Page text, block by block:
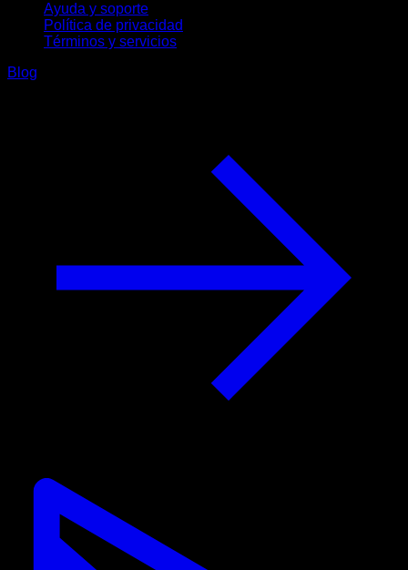
Ayuda y soporte
Política de privacidad
Términos y servicios
Blog